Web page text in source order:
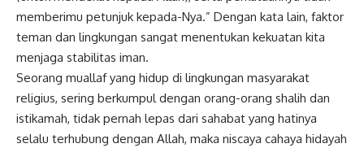
memberimu petunjuk kepada-Nya.” Dengan kata lain, faktor
teman dan lingkungan sangat menentukan kekuatan kita
menjaga stabilitas iman.
Seorang muallaf yang hidup di lingkungan masyarakat
religius, sering berkumpul dengan orang-orang shalih dan
istikamah, tidak pernah lepas dari sahabat yang hatinya
selalu terhubung dengan Allah, maka niscaya cahaya hidayah